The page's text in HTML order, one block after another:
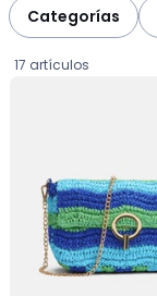
Categorías
17 artículos